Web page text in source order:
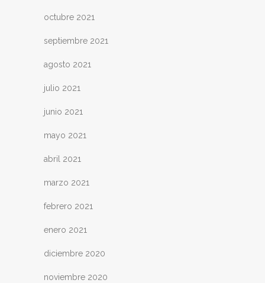
octubre 2021
septiembre 2021
agosto 2021
julio 2021
junio 2021
mayo 2021
abril 2021
marzo 2021
febrero 2021
enero 2021
diciembre 2020
noviembre 2020